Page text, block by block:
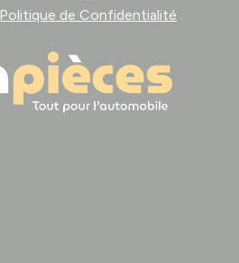
Politique de Confidentialité